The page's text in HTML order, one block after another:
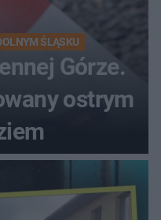
ŚLĄSKU
Górze.
ostrym